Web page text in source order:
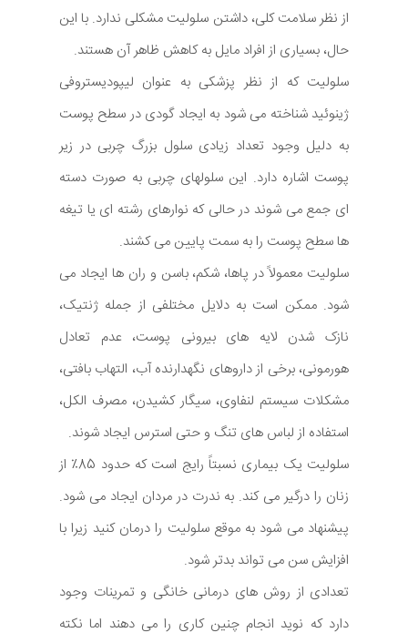
از نظر سلامت کلی، داشتن سلولیت مشکلی ندارد. با این
حال، بسیاری از افراد مایل به کاهش ظاهر آن هستند.
سلولیت که از نظر پزشکی به عنوان لیپودیستروفی
ژینوئید شناخته می شود به ایجاد گودی در سطح پوست
به دلیل وجود تعداد زیادی سلول بزرگ چربی در زیر
پوست اشاره دارد. این سلولهای چربی به صورت دسته
ای جمع می شوند در حالی که نوارهای رشته ای یا تیغه
ها سطح پوست را به سمت پایین می کشند.
سلولیت معمولاً در پاها، شکم، باسن و ران ها ایجاد می
شود. ممکن است به دلایل مختلفی از جمله ژنتیک،
نازک شدن لایه های بیرونی پوست، عدم تعادل
هورمونی، برخی از داروهای نگهدارنده آب، التهاب بافتی،
مشکلات سیستم لنفاوی، سیگار کشیدن، مصرف الکل،
استفاده از لباس های تنگ و حتی استرس ایجاد شوند.
سلولیت یک بیماری نسبتاً رایج است که حدود 85٪ از
زنان را درگیر می کند. به ندرت در مردان ایجاد می شود.
پیشنهاد می شود به موقع سلولیت را درمان کنید زیرا با
افزایش سن می تواند بدتر شود.
تعدادی از روش های درمانی خانگی و تمرینات وجود
دارد که نوید انجام چنین کاری را می دهند اما نکته